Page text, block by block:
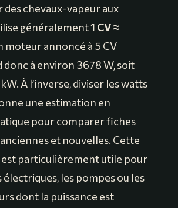
des chevaux-vapeur aux
généralement1 CV ≈
moteur annoncé à 5 CV
à environ 3678 W, soit
À l’inverse, diviser les watts
une estimation en
pour comparer fiches
et nouvelles. Cette
particulièrement utile pour
électriques, les pompes ou les
dont la puissance est